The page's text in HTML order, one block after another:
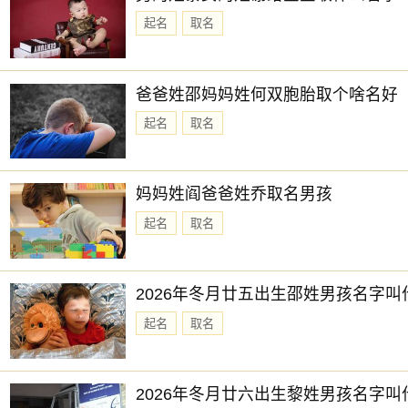
起名 取名
爸爸姓邵妈妈姓何双胞胎取个啥名好
起名 取名
妈妈姓阎爸爸姓乔取名男孩
起名 取名
2026年冬月廿五出生邵姓男孩名字叫
起名 取名
2026年冬月廿六出生黎姓男孩名字叫